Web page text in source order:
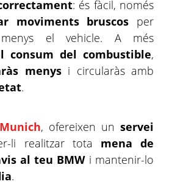
: és fàcil, només
moviments bruscos per
menys el vehicle. A més
consum del combustible,
menysi circularàs amb
.
, ofereixen unservei
li realitzar tota mena de
al teu BMW i mantenir-lo
.